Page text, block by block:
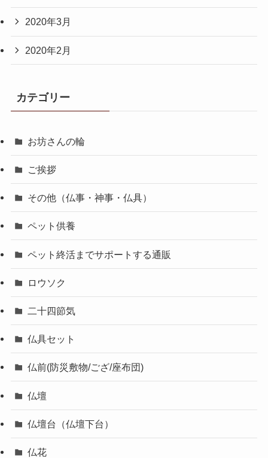
2020年3月
2020年2月
カテゴリー
お坊さんの輪
ご挨拶
その他（仏事・神事・仏具）
ペット供養
ペット終活までサポートする通販
ロウソク
二十四節気
仏具セット
仏前(防災敷物/ござ/座布団)
仏壇
仏壇台（仏壇下台）
仏花